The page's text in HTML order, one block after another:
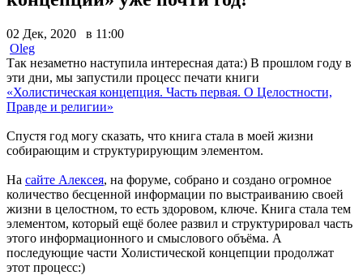
02 Дек, 2020 в 11:00
Oleg
Так незаметно наступила интересная дата:) В прошлом году в
эти дни, мы запустили процесс печати книги
«Холистическая концепция. Часть первая. О Целостности,
Правде и религии»
Спустя год могу сказать, что книга стала в моей жизни
собирающим и структурирующим элементом.
На сайте Алексея, на форуме, собрано и создано огромное
количество бесценной информации по выстраиванию своей
жизни в целостном, то есть здоровом, ключе. Книга стала тем
элементом, который ещё более развил и структурировал часть
этого информационного и смыслового объёма. А
последующие части Холистической концепции продолжат
этот процесс:)